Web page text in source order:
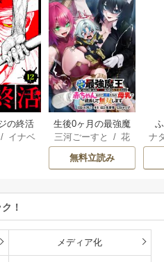
の終活
/ イナベ
生後0ヶ月の最強魔
王 食べるだけ強
くなるチート能力
持ち転生者だけど
雄たちの母乳で成
三河ごーすと /花
房雪/ マップ
無料立読み
ナ
！
メディア化